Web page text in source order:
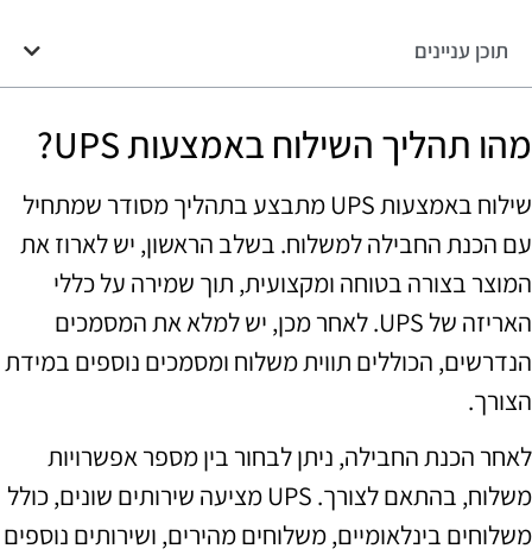
תוכן עניינים
מהו תהליך השילוח באמצעות UPS?
שילוח באמצעות UPS מתבצע בתהליך מסודר שמתחיל
עם הכנת החבילה למשלוח. בשלב הראשון, יש לארוז את
המוצר בצורה בטוחה ומקצועית, תוך שמירה על כללי
האריזה של UPS. לאחר מכן, יש למלא את המסמכים
הנדרשים, הכוללים תווית משלוח ומסמכים נוספים במידת
הצורך.
לאחר הכנת החבילה, ניתן לבחור בין מספר אפשרויות
משלוח, בהתאם לצורך. UPS מציעה שירותים שונים, כולל
משלוחים בינלאומיים, משלוחים מהירים, ושירותים נוספים